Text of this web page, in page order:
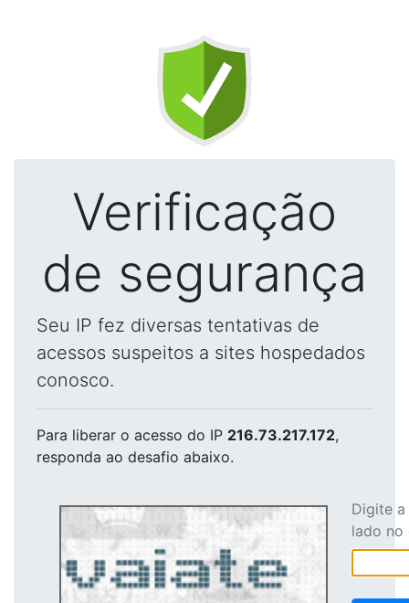
Verificação
de segurança
Seu IP fez diversas tentativas de
acessos suspeitos a sites hospedados
conosco.
Para liberar o acesso do IP 216.73.217.172,
responda ao desafio abaixo.
Digite
lado no